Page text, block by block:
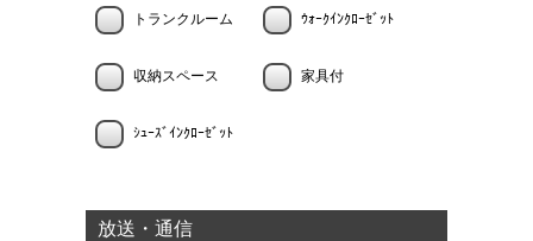
トランクルーム ｳｫｰｸｲﾝｸﾛｰｾﾞｯﾄ
収納スペース 家具付
ｼｭｰｽﾞｲﾝｸﾛｰｾﾞｯﾄ
放送・通信